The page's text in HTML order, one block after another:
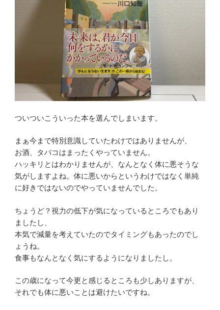
ついついこういった本を選んでしまいます。
まぁ今まで特別意識していたわけではありませんが、
お酒、タバコはまったくやっていません。
ハッキリとはわかりませんが、なんとなく体に悪そうな
気がしますよね。体に悪いからというわけではなく単純
に好きではないのでやっていませんでした。
ちょうど？視力の低下が気になっているところでもあり
ましたし、
本気で減量を考えていたのでタイミングもあったのでし
ょうね。
食事もなんとなく気にするようになりましたし。
この歳になって今更と感じるところも少しありますが、
それでも体に悪いことは避けたいですね。